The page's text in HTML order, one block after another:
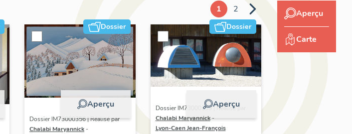
1 2
Dossier
Aperçu
Dossier IM73000356 | Réalisé par
Chalabi Maryannick -
Dossier
Aperçu
Dossier IM73000359 | Réalisé par
Chalabi Maryannick -
Lyon-Caen Jean-François
Aperçu
Carte